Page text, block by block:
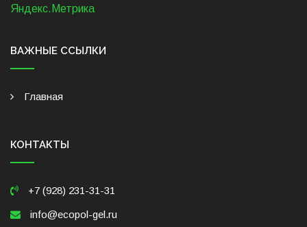
ВАЖНЫЕ ССЫЛКИ
Главная
КОНТАКТЫ
+7 (928) 231-31-31
info@ecopol-gel.ru